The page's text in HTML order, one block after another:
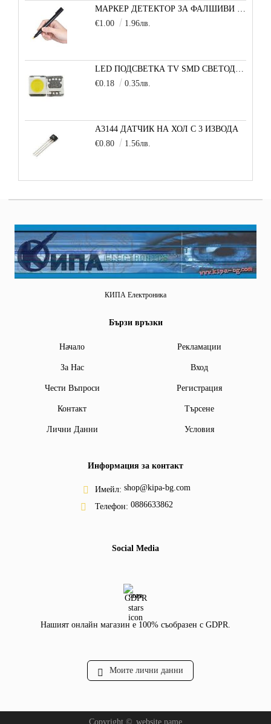
МАРКЕР ДЕТЕКТОР ЗА ФАЛШИВИ БАНКНОТИ
€1.00
1.96лв.
LED ПОДСВЕТКА TV SMD СВЕТОДИОД 2835 2W 3V МАЛКА+
€0.18
0.35лв.
A3144 ДАТЧИК НА ХОЛ С 3 ИЗВОДА
€0.80
1.56лв.
КИПА Електроника
Бързи връзки
Начало Рекламации
За Нас Вход
Чести Въпроси Регистрация
Контакт Търсене
Лични Данни Условия
Информация за контакт
Имейл: shop@kipa-bg.com
Телефон: 0886633862
Social Media
GDPR
Нашият онлайн магазин е 100% съобразен с GDPR.
Моите лични данни
Copyright © website.name